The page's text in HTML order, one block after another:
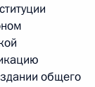
общего